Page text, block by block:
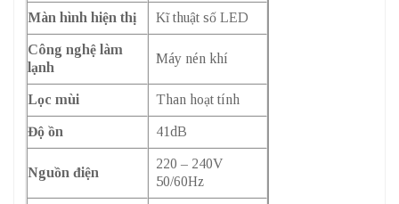
Màn hình hiện thị Kĩ thuật số LED
Công nghệ làm
lạnh
Máy nén khí
Lọc mùi Than hoạt tính
Độ ồn 41dB
Nguồn điện
220 – 240V
50/60Hz